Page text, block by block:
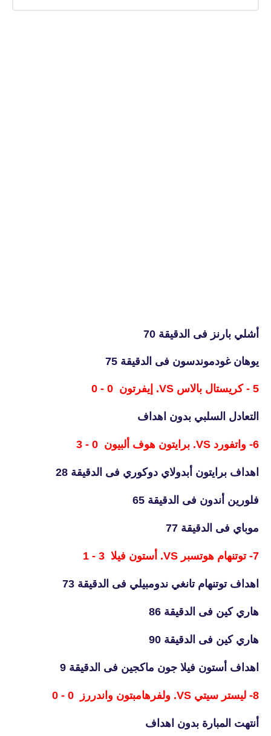
أشلي بارنز فى الدقيقة 70
يوهان غودموندسون فى الدقيقة 75
5 - كريستال بالاس VS. إيفرتون 0 - 0
التعادل السلبي بدون اهداف
6- واتفورد VS. برايتون هوف ألبيون 0 - 3
اهداف برايتون أبدولاي دوكوري فى الدقيقة 28
فلورين أندون فى الدقيقة 65
موباي فى الدقيقة 77
7- توتنهام هوتسبر VS. أستون فيلا 3 - 1
اهداف توتنهام تانغي ندومبيلي فى الدقيقة 73
هاري كين فى الدقيقة 86
هاري كين فى الدقيقة 90
اهداف أستون فيلا جون ماكجين فى الدقيقة 9
8- ليستر سيتي VS. ولفرهامبتون واندررز 0 - 0
أنتهت المبارة بدون اهداف